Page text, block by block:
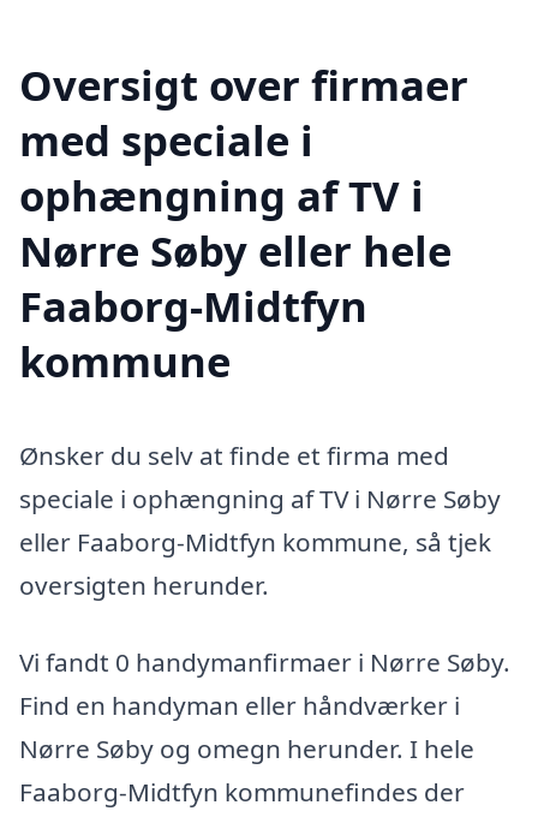
Oversigt over firmaer
med speciale i
ophængning af TV i
Nørre Søby eller hele
Faaborg-Midtfyn
kommune
Ønsker du selv at finde et firma med
speciale i ophængning af TV i Nørre Søby
eller Faaborg-Midtfyn kommune, så tjek
oversigten herunder.
Vi fandt 0 handymanfirmaer i Nørre Søby.
Find en handyman eller håndværker i
Nørre Søby og omegn herunder. I hele
Faaborg-Midtfyn kommunefindes der